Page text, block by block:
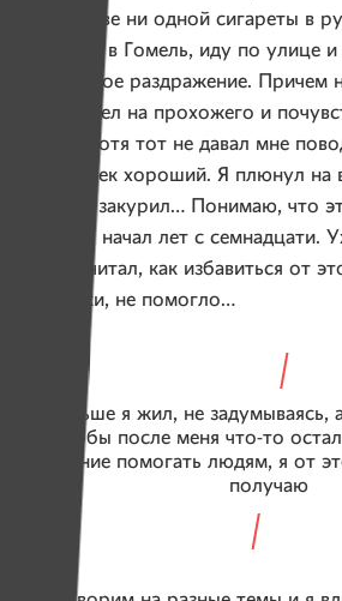
Недели две ни одной сигареты в
Вернулся в Гомель, иду по улице
непонятное раздражение. Причем
Посмотрел на прохожего и
к нему, хотя тот не давал мне
он человек хороший. Я плюнул на
сигарет, закурил… Понимаю, что
курить я начал лет с семнадцати.
разные читал, как избавиться от
привычки, не помогло…
Раньше я жил, не задумываясь,
чтобы после меня что-то
желание помогать людям, я от
получаю